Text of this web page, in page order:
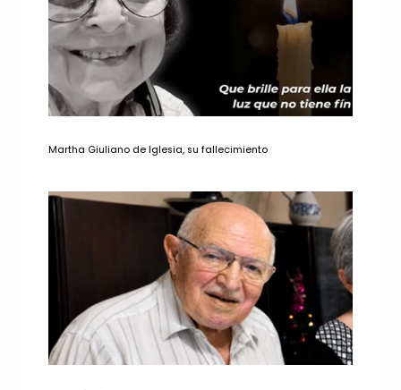
Martha Giuliano de Iglesia, su fallecimiento